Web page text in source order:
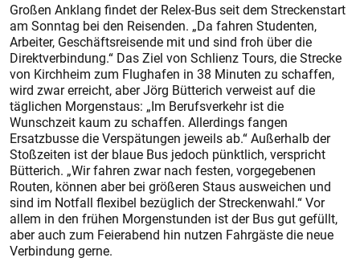
Großen Anklang findet der Relex-Bus seit dem Streckenstart
am Sonntag bei den Reisenden. „Da fahren Studenten,
Arbeiter, Geschäftsreisende mit und sind froh über die
Direktverbindung.“ Das Ziel von Schlienz Tours, die Strecke
von Kirchheim zum Flughafen in 38 Minuten zu schaffen,
wird zwar erreicht, aber Jörg Bütterich verweist auf die
täglichen Morgenstaus: „Im Berufsverkehr ist die
Wunschzeit kaum zu schaffen. Allerdings fangen
Ersatzbusse die Verspätungen jeweils ab.“ Außerhalb der
Stoßzeiten ist der blaue Bus jedoch pünktlich, verspricht
Bütterich. „Wir fahren zwar nach festen, vorgegebenen
Routen, können aber bei größeren Staus ausweichen und
sind im Notfall flexibel bezüglich der Streckenwahl.“ Vor
allem in den frühen Morgenstunden ist der Bus gut gefüllt,
aber auch zum Feierabend hin nutzen Fahrgäste die neue
Verbindung gerne.